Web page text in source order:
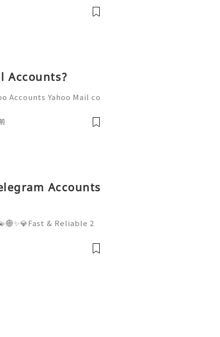
7 Customer Support 💫
Accounts?
Accounts Yahoo Mail co
and online a
Accounts
& Reliable 2
💫💎💲💫🌐✨💎D